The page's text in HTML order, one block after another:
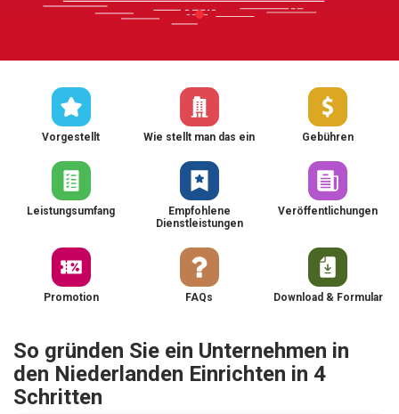
Vorgestellt Wie stellt man das ein Gebühren
Leistungsumfang
Empfohlene
Dienstleistungen
Veröffentlichungen
Promotion FAQs Download & Formular
So gründen Sie ein Unternehmen in
den Niederlanden Einrichten in 4
Schritten